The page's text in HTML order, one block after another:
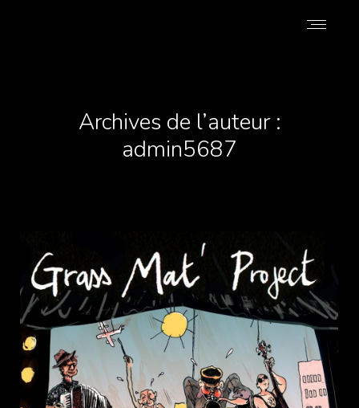
Archives de l’auteur :
admin5687